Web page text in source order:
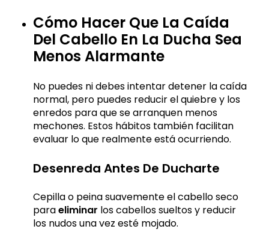
Cómo Hacer Que La Caída
Del Cabello En La Ducha Sea
Menos Alarmante
No puedes ni debes intentar detener la caída
normal, pero puedes reducir el quiebre y los
enredos para que se arranquen menos
mechones. Estos hábitos también facilitan
evaluar lo que realmente está ocurriendo.
Desenreda Antes De Ducharte
Cepilla o peina suavemente el cabello seco
paraeliminar los cabellos sueltos y reducir
los nudos una vez esté mojado.